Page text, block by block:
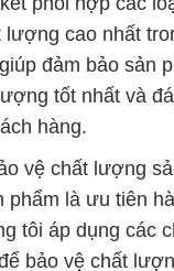
lượng cao nhất
đảm bảo sản
tốt nhất và
hàng.
vệ chất lượng
phẩm là ưu tiên
tôi áp dụng các
bảo vệ chất